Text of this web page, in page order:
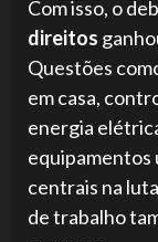
Com isso, o
direitos
Questões
em casa,
energia
equipamentos
centrais na
de trabalho